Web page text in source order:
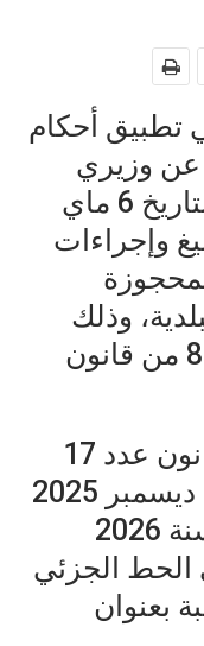
تطبيق أحكام
عن وزيري
الداخلية والمالية (عدد 12 بتاريخ 6 ماي
وإجراءات
وذلك
تنفيذا لمقتضيات الفصل 82 من قانون
وتضمن الفصل 82 من القانون عدد 17
لسنة 2025 المؤرخ في 12 ديسمبر 2025
والمتعلّق بقانون المالية لسنة 2026
الحط الجزئي
بعنوان